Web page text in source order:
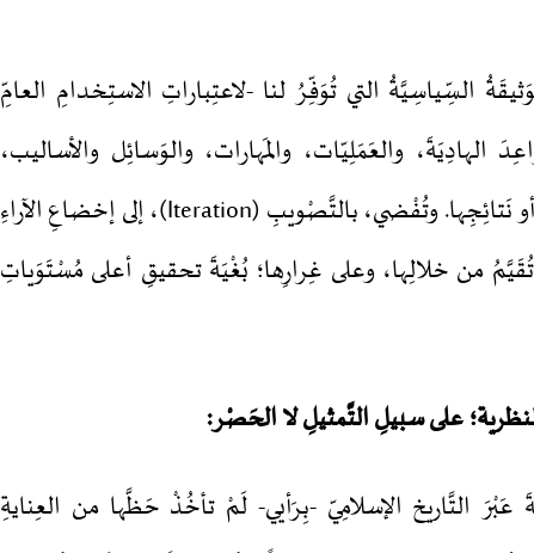
السِّياسِيَّةُ التي تُوَفِّرُ لنا -لاعتِباراتِ الاستِخدامِ العامِّ
الهادِيَةَ، والعَمَلِيّات، والمَهارات، والوَسائِل والأساليب،
والصِّفاتِ المُمَيِّزَة لأنشَطَتِنا السِّياسِيَّةِ أو نَتائِجِها. وتُفْضي، بالتَّصْويبِ (Iteration)، إلى إخضاعِ الآراءِ
من خلالِها، وعلى غِرارِها؛ بُغْيَةَ تحقيقِ أعلى مُسْتَوَياتِ
على سبيلِ التَّمثيلِ لا الحَصْر:
عَبْرَ التَّاريخ الإسلامِيّ -بِرَأيي- لَمْ تأخُذْ حَظَّها من العِنايةِ